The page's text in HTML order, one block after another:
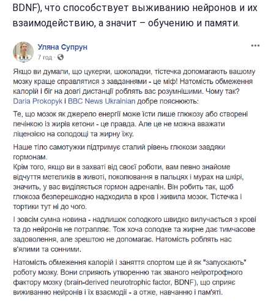
BDNF), что способствует выживанию нейронов и их
взаимодействию, а значит – обучению и памяти.